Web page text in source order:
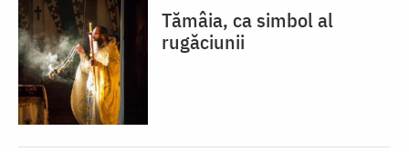
Tămâia, ca simbol al
rugăciunii